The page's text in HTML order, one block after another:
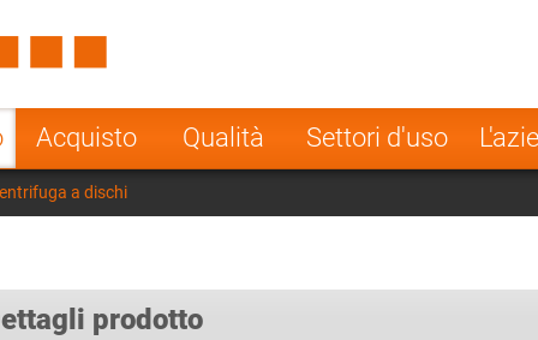
Acquisto Qualità Settori d'uso
Poland
Norway
a dischi
prodotto